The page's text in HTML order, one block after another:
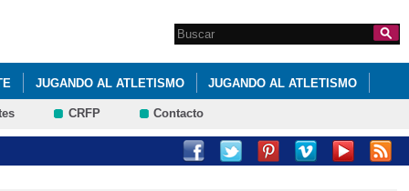
Formulario de
búsqueda
Search this site
JUGANDO AL ATLETISMO JUGANDO AL ATLETISMO
JUGANDO AL ATLETISMO
EN EL CONCURSO K@LEIDOS
CRFP Contacto